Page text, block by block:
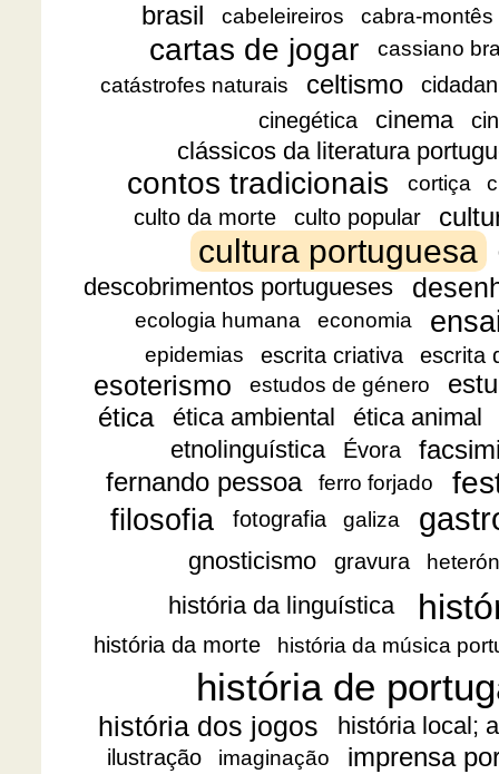
brasil cabeleireiros cabra-montês
cartas de jogar
cassiano
catástrofes naturais
celtismo
cinegética
cinema
clássicos da literatura
contos tradicionais cortiça
culto da morte culto popular
cultura portuguesa
descobrimentos portugueses
ecologia humana economia
epidemias escrita criativa escrita
esoterismo estudos de género
ética
ética ambiental
ética animal
etnolinguística
Évora
fernando pessoa
ferro forjado
filosofia
fotografia galiza
gnosticismo gravura
história da linguística
história da morte história da música
história de
história dos jogos história local;
ilustração imaginação imprensa